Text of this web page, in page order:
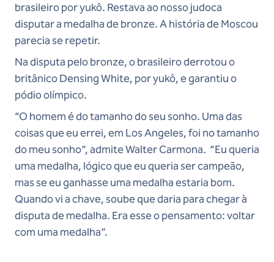
brasileiro por yukô. Restava ao nosso judoca
disputar a medalha de bronze. A história de Moscou
parecia se repetir.
Na disputa pelo bronze, o brasileiro derrotou o
britânico Densing White, por yukô, e garantiu o
pódio olímpico.
“O homem é do tamanho do seu sonho. Uma das
coisas que eu errei, em Los Angeles, foi no tamanho
do meu sonho”, admite Walter Carmona. “Eu queria
uma medalha, lógico que eu queria ser campeão,
mas se eu ganhasse uma medalha estaria bom.
Quando vi a chave, soube que daria para chegar à
disputa de medalha. Era esse o pensamento: voltar
com uma medalha”.